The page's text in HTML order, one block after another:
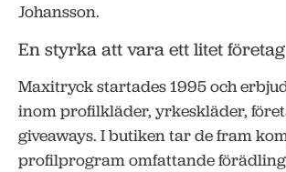
Johansson.
En styrka att vara ett litet företag
Maxitryck startades 1995 och
inom profilkläder, yrkeskläder,
giveaways. I butiken tar de fram
profilprogram omfattande